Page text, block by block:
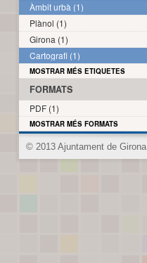
Àmbit urbà (1)
Plànol (1)
Girona (1)
Cartografi (1)
MOSTRAR MÉS ETIQUETES
FORMATS
PDF (1)
MOSTRAR MÉS FORMATS
© 2013 Ajuntament de Girona